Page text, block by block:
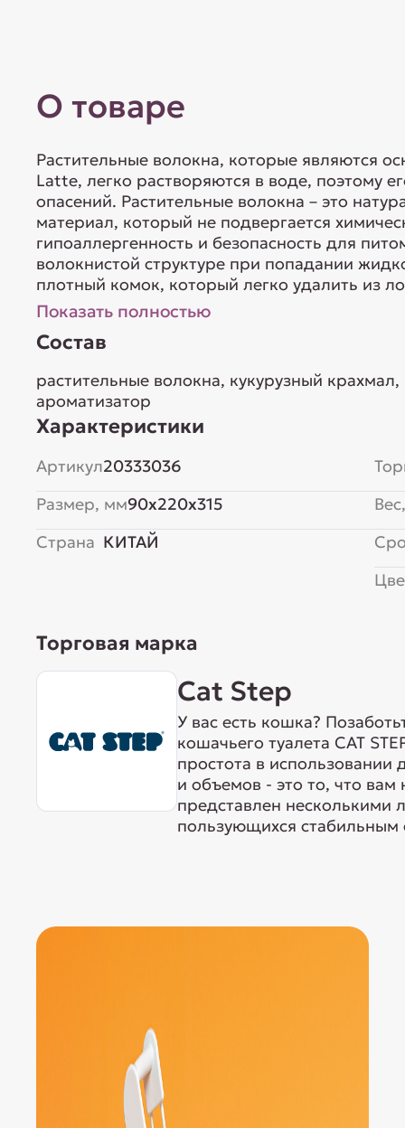
О товаре
Растительные волокна, которые являются
Latte, легко растворяются в воде, поэтому
опасений. Растительные волокна – это
материал, который не подвергается
гипоаллергенность и безопасность для
волокнистой структуре при попадании
плотный комок, который легко удалить из
Показать полностью
Состав
растительные волокна, кукурузный
ароматизатор
Характеристики
Артикул20333036
Размер, мм90x220x315
Страна КИТАЙ
Торговая марка
Cat Step
У вас есть кошка?
кошачьего туалета CAT
простота в
и объемов - это то, что
представлен несколькими
пользующихся стабильным